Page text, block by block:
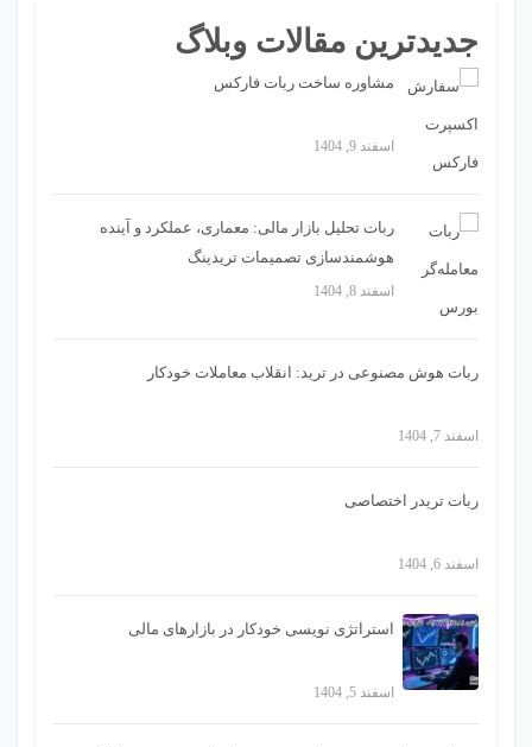
جدیدترین مقالات وبلاگ
مشاوره ساخت ربات فارکس
اسفند 9, 1404
ربات تحلیل بازار مالی: معماری، عملکرد و آینده
هوشمندسازی تصمیمات تریدینگ
اسفند 8, 1404
ربات هوش مصنوعی در ترید: انقلاب معاملات خودکار
اسفند 7, 1404
ربات تریدر اختصاصی
اسفند 6, 1404
استراتژی‌ نویسی خودکار در بازارهای مالی
اسفند 5, 1404